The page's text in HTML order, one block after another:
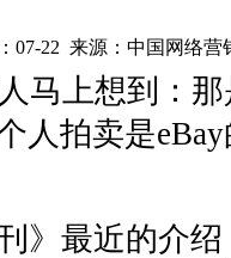
07-22 来源：中国网络营
马上想到：
人拍卖是
》最近的介绍